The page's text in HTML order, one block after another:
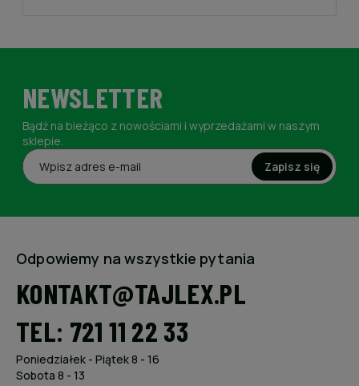
NEWSLETTER
Bądź na bieżąco z nowościami i wyprzedażami w naszym
sklepie.
Zapisz się
Odpowiemy na wszystkie pytania
KONTAKT@TAJLEX.PL
TEL: 721 11 22 33
Poniedziałek - Piątek 8 - 16
Sobota 8 - 13